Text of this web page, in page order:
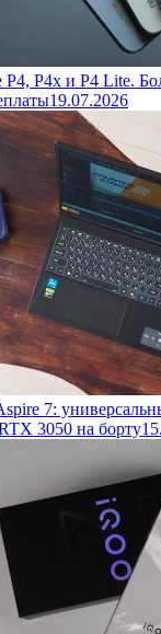
P4, P4x и P4 Lite.
19.07.2026
7:
3050 на борту